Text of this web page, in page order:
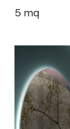
5 mq